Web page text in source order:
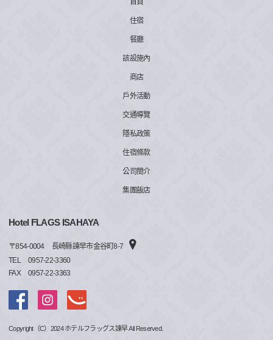
首頁
住宿
餐廳
該設施內
商店
戶外活動
交通導覽
隱私政策
住宿條款
公司簡介
集團飯店
Hotel FLAGS ISAHAYA
〒854-0004
長崎縣諫早市金谷町8-7
TEL
0957-22-3360
FAX
0957-22-3363
Copyright（C）2024 ホテルフラッグス諫早 All Reserved.